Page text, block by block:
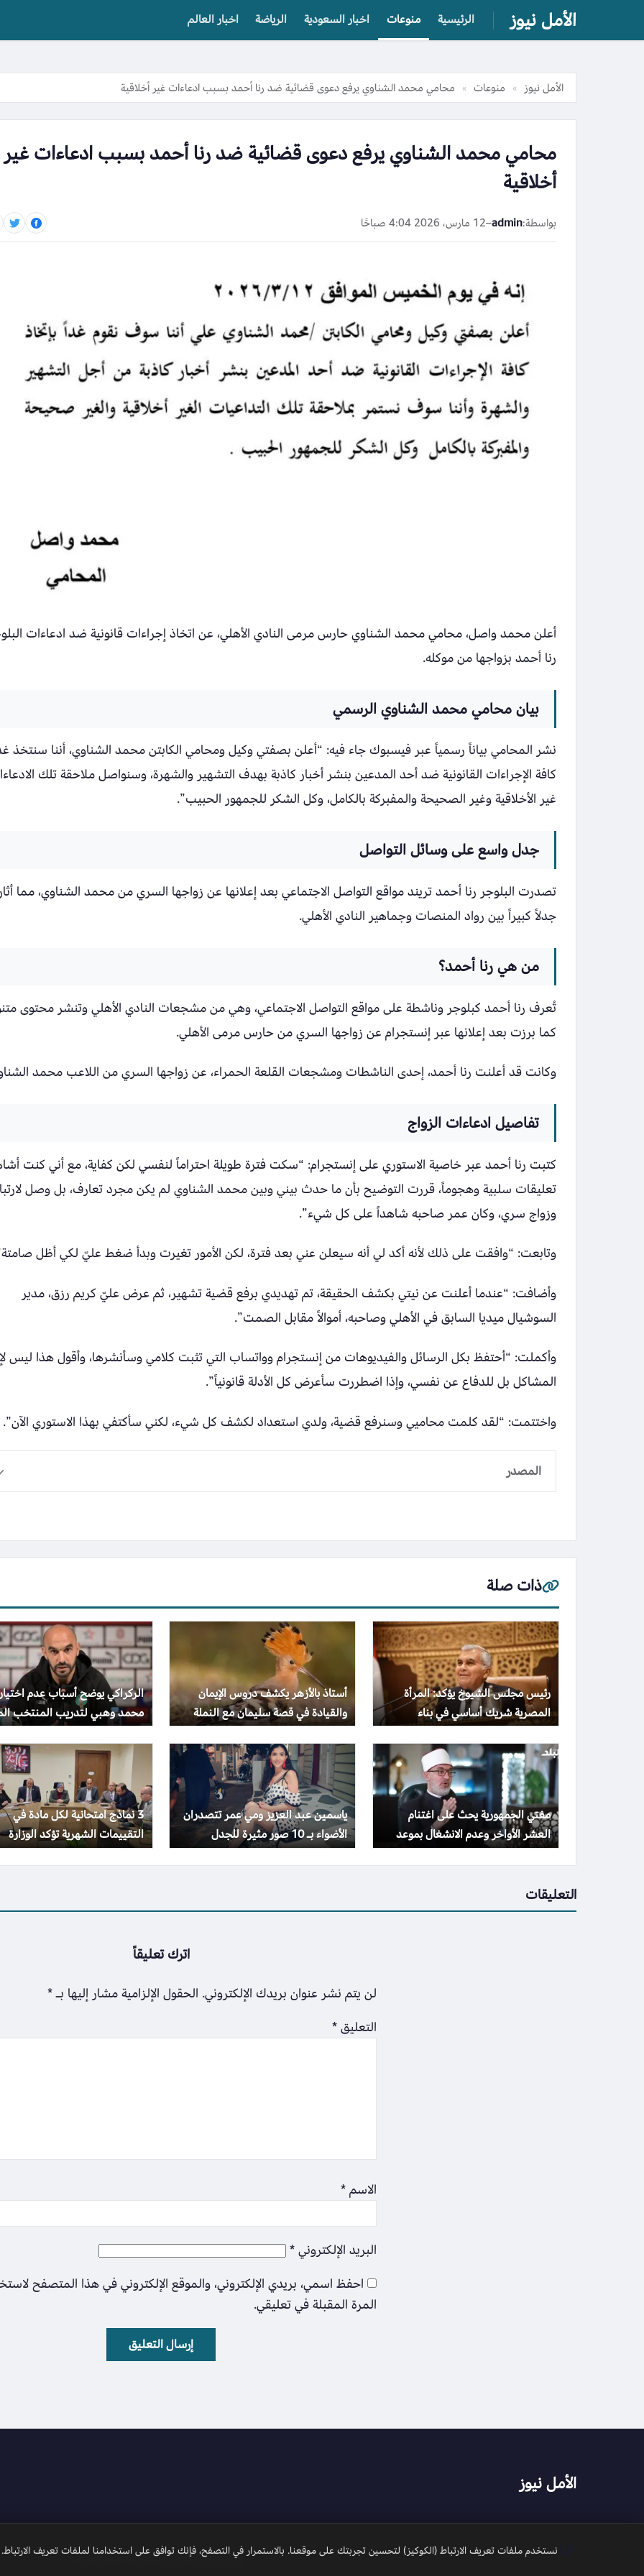
الأمل نيوز الرئيسية منوعات اخبار السعودية الرياضة اخبار العالم
الأمل نيوز » منوعات » محامي محمد الشناوي يرفع دعوى قضائية ضد رنا أحمد بسبب ادعاءات غير أخلاقية
محامي محمد الشناوي يرفع دعوى قضائية ضد رنا أحمد بسبب ادعاءات غير
أخلاقية
بواسطة:admin
–12 مارس، 2026 4:04 صباحًا
أعلن محمد واصل، محامي محمد الشناوي حارس مرمى النادي الأهلي، عن اتخاذ إجراءات قانونية ضد ادعاءات
رنا أحمد بزواجها من موكله.
بيان محامي محمد الشناوي الرسمي
نشر المحامي بياناً رسمياً عبر فيسبوك جاء فيه: “أعلن بصفتي وكيل ومحامي الكابتن محمد الشناوي، أننا سنتخذ
كافة الإجراءات القانونية ضد أحد المدعين بنشر أخبار كاذبة بهدف التشهير والشهرة، وسنواصل ملاحقة تلك
غير الأخلاقية وغير الصحيحة والمفبركة بالكامل، وكل الشكر للجمهور الحبيب”.
جدل واسع على وسائل التواصل
تصدرت البلوجر رنا أحمد تريند مواقع التواصل الاجتماعي بعد إعلانها عن زواجها السري من محمد الشناوي، مما
جدلاً كبيراً بين رواد المنصات وجماهير النادي الأهلي.
من هي رنا أحمد؟
تُعرف رنا أحمد كبلوجر وناشطة على مواقع التواصل الاجتماعي، وهي من مشجعات النادي الأهلي وتنشر محتوى
كما برزت بعد إعلانها عبر إنستجرام عن زواجها السري من حارس مرمى الأهلي.
وكانت قد أعلنت رنا أحمد، إحدى الناشطات ومشجعات القلعة الحمراء، عن زواجها السري من اللاعب محمد
تفاصيل ادعاءات الزواج
كتبت رنا أحمد عبر خاصية الاستوري على إنستجرام: “سكت فترة طويلة احتراماً لنفسي لكن كفاية، مع أني كنت
تعليقات سلبية وهجوماً، قررت التوضيح بأن ما حدث بيني وبين محمد الشناوي لم يكن مجرد تعارف، بل وصل
وزواج سري، وكان عمر صاحبه شاهداً على كل شيء”.
وتابعت: “وافقت على ذلك لأنه أكد لي أنه سيعلن عني بعد فترة، لكن الأمور تغيرت وبدأ ضغط عليّ لكي أظل
وأضافت: “عندما أعلنت عن نيتي بكشف الحقيقة، تم تهديدي برفع قضية تشهير، ثم عرض عليّ كريم رزق، مدير
السوشيال ميديا السابق في الأهلي وصاحبه، أموالاً مقابل الصمت”.
وأكملت: “أحتفظ بكل الرسائل والفيديوهات من إنستجرام وواتساب التي تثبت كلامي وسأنشرها، وأقول هذا ليس
المشاكل بل للدفاع عن نفسي، وإذا اضطررت سأعرض كل الأدلة قانونياً”.
واختتمت: “لقد كلمت محاميي وسنرفع قضية، ولدي استعداد لكشف كل شيء، لكني سأكتفي بهذا الاستوري الآن”.
المصدر
ذات صلة
رئيس مجلس الشيوخ يؤكد: المرأة
المصرية شريك أساسي في بناء
المجتمع وتحقيق التنمية الشاملة
أستاذ بالأزهر يكشف دروس الإيمان
والقيادة في قصة سليمان مع النملة
والهدهد
الركراكي يوضح أسباب عدم
محمد وهبي لتدريب المنتخب
مفتي الجمهورية يحث على اغتنام
العشر الأواخر وعدم الانشغال بموعد
ليلة القدر
ياسمين عبد العزيز ومي عمر تتصدران
الأضواء بـ 10 صور مثيرة للجدل
3 نماذج امتحانية لكل مادة في
التقييمات الشهرية تؤكد الوزارة
إجراؤها في موعدها
التعليقات
اترك تعليقاً
لن يتم نشر عنوان بريدك الإلكتروني. الحقول الإلزامية مشار إليها بـ*
التعليق*
الاسم*
البريد الإلكتروني*
احفظ اسمي، بريدي الإلكتروني، والموقع الإلكتروني في هذا المتصفح
المرة المقبلة في تعليقي.
الأمل نيوز
جميع الحقوق محفوظة 2026 © الأمل نيوز
نستخدم ملفات تعريف الارتباط (الكوكيز) لتحسين تجربتك على موقعنا. بالاستمرار في التصفح، فإنك توافق على استخدامنا لملفات تعريف الارتباط.